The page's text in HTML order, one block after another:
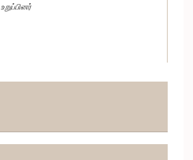
உறுப்பினர்